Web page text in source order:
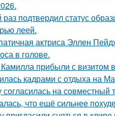
подтвердил статус
леей.
актриса Эллен
в голове.
Камилла прибыли с
кадрами с отдыха на
на совместный
что ещё сильнее